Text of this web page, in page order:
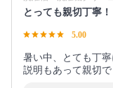
とっても親切丁寧！
5.00
暑い中、とても丁
説明もあって親切で